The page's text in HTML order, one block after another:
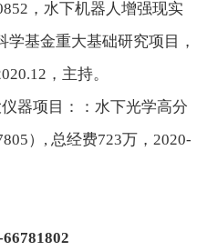
，水下机器人增强现实
学基金重大基础研究项目，
，主持。
器项目：
：水下光学高分
） , 总经费723万， 2020-